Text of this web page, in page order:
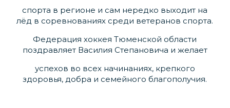
спорта в регионе и сам нередко выходит на
лёд в соревнованиях среди ветеранов спорта.
Федерация хоккея Тюменской области
поздравляет Василия Степановича и желает
успехов во всех начинаниях, крепкого
здоровья, добра и семейного благополучия.